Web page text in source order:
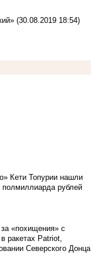
(30.08.2019 18:54)
Кети Топурии нашли
рублей
«похищения» с
ракетах Patriot,
Северского Донца